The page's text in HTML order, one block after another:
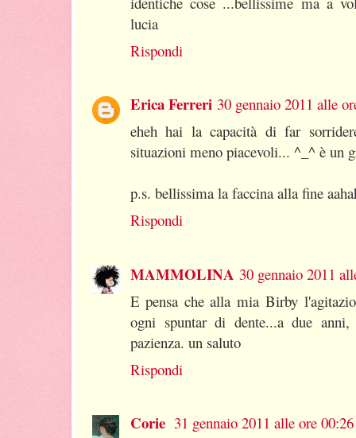
lucia
Rispondi
Erica Ferreri 30 gennaio 2011 alle
eheh hai la capacità di far
situazioni meno piacevoli... ^_^ è un
p.s. bellissima la faccina alla fine
Rispondi
MAMMOLINA 30 gennaio 2011
E pensa che alla mia Birby
ogni spuntar di dente...a due anni,
pazienza. un saluto
Rispondi
Corie 31 gennaio 2011 alle ore 00:26